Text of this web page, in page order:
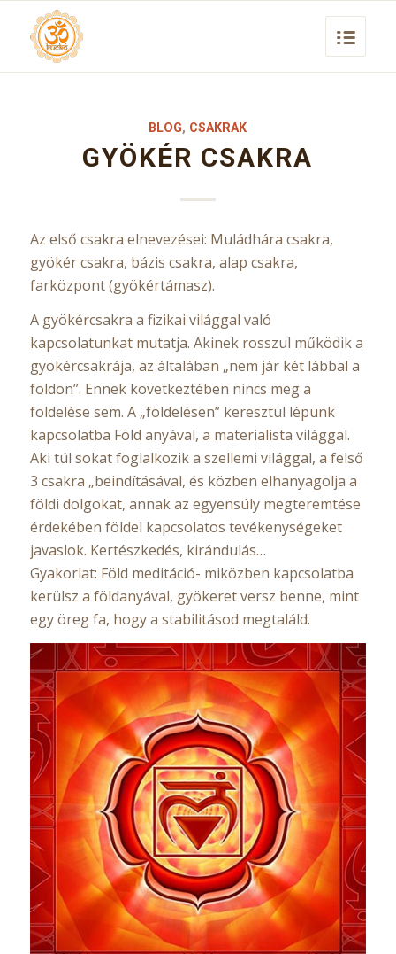
BLOG, CSAKRAK
GYÖKÉR CSAKRA
Az első csakra elnevezései: Muládhára csakra,
gyökér csakra, bázis csakra, alap csakra,
farközpont (gyökértámasz).
A gyökércsakra a fizikai világgal való
kapcsolatunkat mutatja. Akinek rosszul működik a
gyökércsakrája, az általában „nem jár két lábbal a
földön”. Ennek következtében nincs meg a
földelése sem. A „földelésen” keresztül lépünk
kapcsolatba Föld anyával, a materialista világgal.
Aki túl sokat foglalkozik a szellemi világgal, a felső
3 csakra „beindításával, és közben elhanyagolja a
földi dolgokat, annak az egyensúly megteremtése
érdekében földel kapcsolatos tevékenységeket
javaslok. Kertészkedés, kirándulás…
Gyakorlat: Föld meditáció- miközben kapcsolatba
kerülsz a földanyával, gyökeret versz benne, mint
egy öreg fa, hogy a stabilitásod megtaláld.